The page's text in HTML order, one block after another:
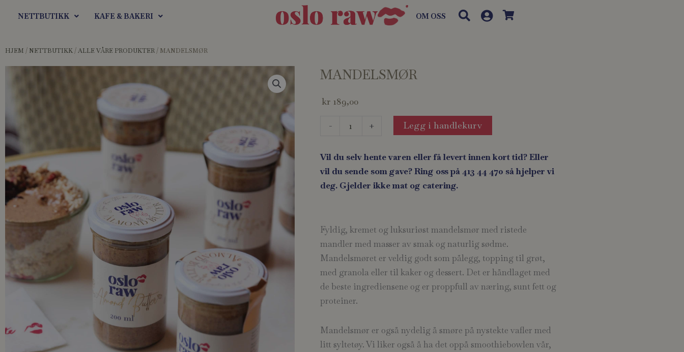
innholdet
NETTBUTIKK KAFE & BAKERI OM OSS
HJEM / NETTBUTIKK/ALLE VÅRE PRODUKTER/ MANDELSMØR
MANDELSMØR
kr 189,00
-
MANDELSMØR
+ Legg i handlekurv
Vil du selv hente varen eller få levert innen kort tid? Eller
vil du sende som gave? Ring oss på 413 44 470 så hjelper vi
deg. Gjelder ikke mat og catering.
Fyldig, kremet og luksuriøst mandelsmør med ristede
mandler med masser av smak og naturlig sødme.
Mandelsmøret er veldig godt som pålegg, topping til grøt,
med granola eller til kaker og dessert. Det er håndlaget med
de beste ingrediensene og er proppfull av næring, sunt fett og
proteiner.
Mandelsmør er også nydelig å smøre på nystekte vafler med
litt syltetøy. Vi liker også å ha det oppå smoothiebowlen vår,